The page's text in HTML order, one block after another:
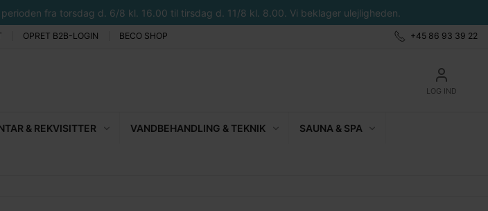
fra torsdag d. 6/8 kl. 16.00 til tirsdag d. 11/8 kl. 8.00. Vi beklager ulejligheden.
OPRET B2B-LOGIN BECO SHOP +45 86 93 39 22
LOG IND
& REKVISITTER VANDBEHANDLING & TEKNIK SAUNA & SPA